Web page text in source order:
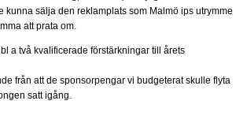
sälja den reklamplats som Malmö ips utrymme
att prata om.
a två kvalificerade förstärkningar till årets
från att de sponsorpengar vi budgeterat skulle flyta
satt igång.